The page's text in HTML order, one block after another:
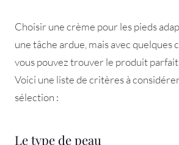
Choisir une crème pour les pieds
une tâche ardue, mais avec quelques
vous pouvez trouver le produit parfait
Voici une liste de critères à
sélection :
Le type de peau